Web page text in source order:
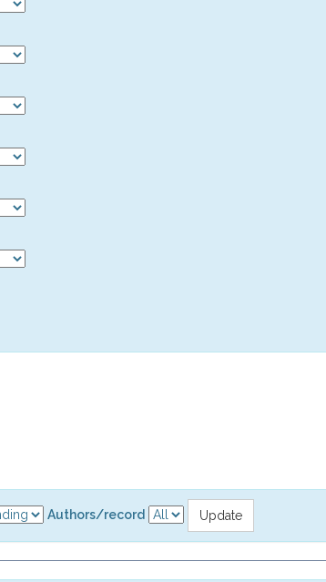
Authors/record